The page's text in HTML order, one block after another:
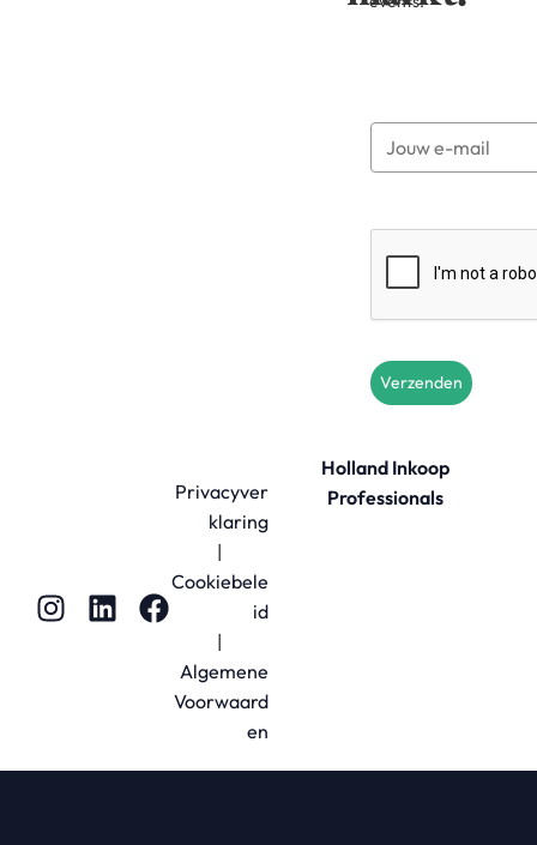
Verzenden
Holland Inkoop
Professionals
Privacyver
klaring
|
Cookiebele
id
|
Algemene
Voorwaard
en